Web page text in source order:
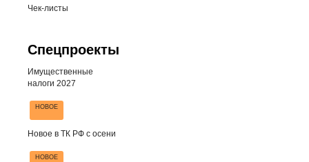
Чек-листы
Спецпроекты
Имущественные
налоги 2027
НОВОЕ
Новое в ТК РФ с осени
НОВОЕ